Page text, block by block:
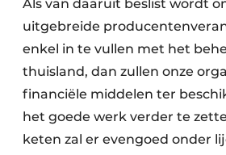
Als van daaruit beslist wordt
uitgebreide
enkel in te vullen met het
thuisland, dan zullen onze
financiële middelen ter
het goede werk verder te
keten zal er evengoed onder